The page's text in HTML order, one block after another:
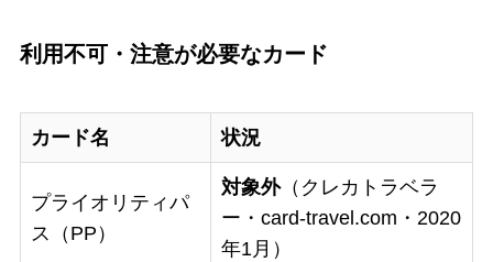
利用不可・注意が必要なカード
カード名 状況
プライオリティパ
ス（PP）
対象外（クレカトラベラ
ー・card-travel.com・2020
年1月）